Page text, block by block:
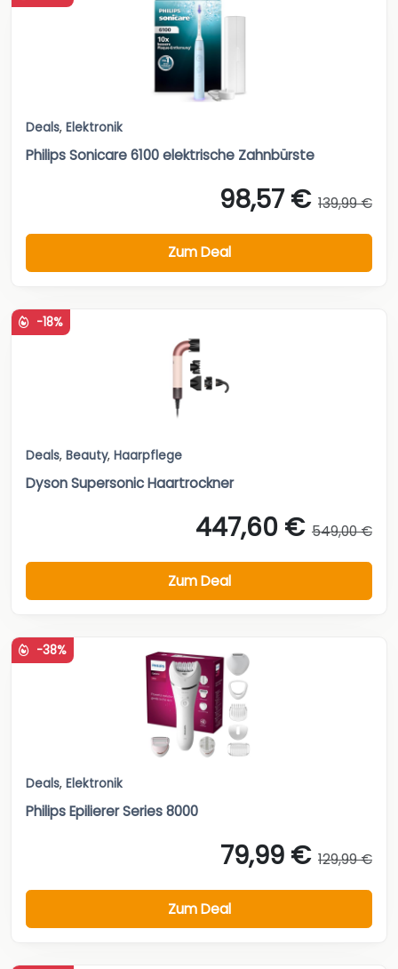
Deals, Elektronik
Philips Sonicare 6100 elektrische Zahnbürste
98,57 € 139,99 €
Zum Deal
-18%
Deals, Beauty, Haarpflege
Dyson Supersonic Haartrockner
447,60 € 549,00 €
Zum Deal
-38%
Deals, Elektronik
Philips Epilierer Series 8000
79,99 € 129,99 €
Zum Deal